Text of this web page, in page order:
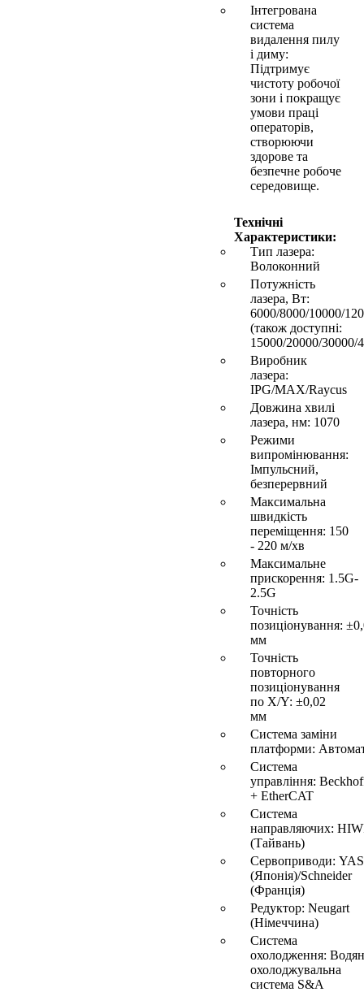
Інтегрована
система
видалення пилу
і диму:
Підтримує
чистоту робочої
зони і покращує
умови праці
операторів,
створюючи
здорове та
безпечне робоче
середовище.
Технічні
Характеристики:
Тип лазера:
Волоконний
Потужність
лазера, Вт:
6000/8000/10000/
(також доступні:
15000/20000/30000/
Виробник
лазера:
IPG/MAX/Raycus
Довжина хвилі
лазера, нм: 1070
Режими
випромінювання:
Імпульсний,
безперервний
Максимальна
швидкість
переміщення: 150
- 220 м/хв
Максимальне
прискорення: 1.5G-
2.5G
Точність
позиціонування:
мм
Точність
повторного
позиціонування
по X/Y: ±0,02
мм
Система заміни
платформи:
Система
управління:
+ EtherCAT
Система
направляючих:
(Тайвань)
Сервоприводи:
(Японія)/Schneider
(Франція)
Редуктор: Neugart
(Німеччина)
Система
охолодження:
охолоджувальна
система S&A